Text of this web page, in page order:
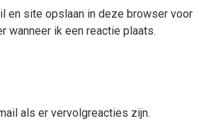
en site opslaan in deze browser voor
wanneer ik een reactie plaats.
als er vervolgreacties zijn.